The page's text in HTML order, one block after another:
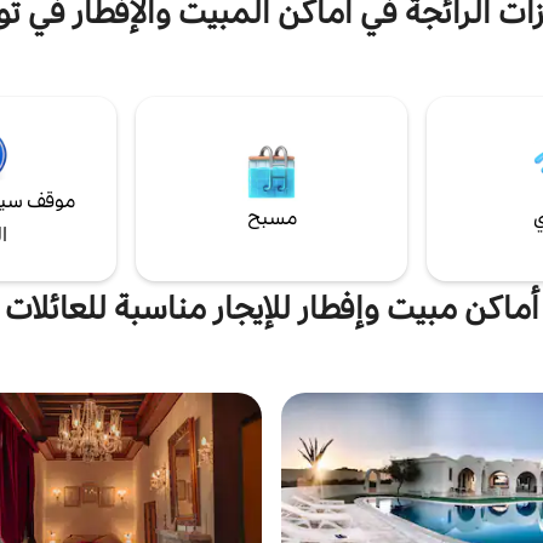
سباحة جميل للاسترخاء فيه، مع
الإفطار لدينا شهية للغاية ومحضرة
بالغًا.
الرائجة في أماكن المبيت والإفطار في
مسبح
موقف
أماكن مبيت وإفطار للإيجار مناسبة للعائلات